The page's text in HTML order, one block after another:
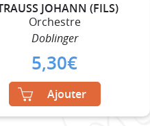
JOHANN (FILS)
Orchestre
Doblinger
5,30€
Ajouter